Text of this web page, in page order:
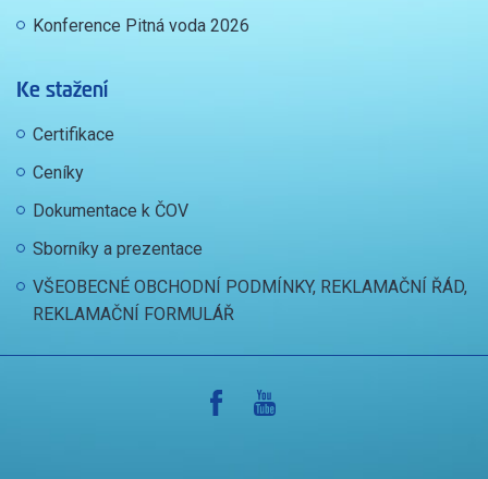
Konference Pitná voda 2026
Ke stažení
Certifikace
Ceníky
Dokumentace k ČOV
Sborníky a prezentace
VŠEOBECNÉ OBCHODNÍ PODMÍNKY, REKLAMAČNÍ ŘÁD,
REKLAMAČNÍ FORMULÁŘ